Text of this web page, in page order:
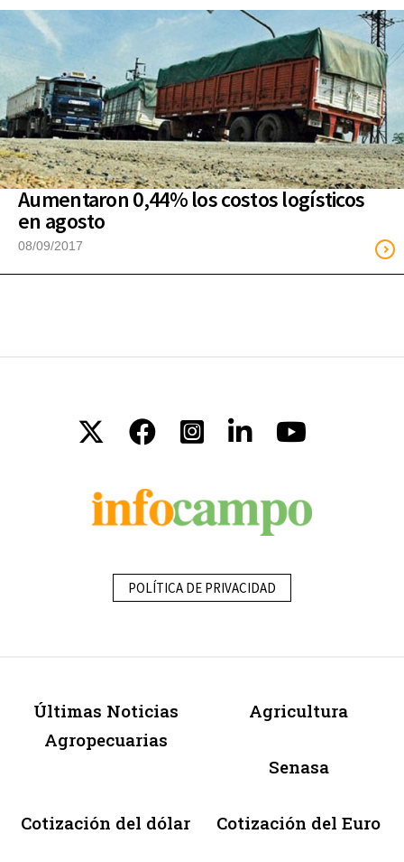
Aumentaron 0,44% los costos logísticos
en agosto
08/09/2017
POLÍTICA DE PRIVACIDAD
Últimas Noticias
Agropecuarias
Agricultura
Senasa
Cotización del dólar Cotización del Euro